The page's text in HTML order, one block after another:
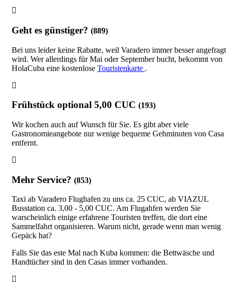
Geht es günstiger? (889)
Bei uns leider keine Rabatte, weil Varadero immer besser angefragt
wird. Wer allerdings für Mai oder September bucht, bekommt von
HolaCuba eine kostenlose Touristenkarte .
Frühstück optional 5,00 CUC (193)
Wir kochen auch auf Wunsch für Sie. Es gibt aber viele
Gastronomieangebote nur wenige bequeme Gehminuten von Casa
entfernt.
Mehr Service? (853)
Taxi ab Varadero Flughafen zu uns ca. 25 CUC, ab VIAZUL
Busstation ca. 3,00 - 5,00 CUC. Am Flugahfen werden Sie
warscheinlich einige erfahrene Touristen treffen, die dort eine
Sammelfahrt organisieren. Warum nicht, gerade wenn man wenig
Gepäck hat?
Falls Sie das este Mal nach Kuba kommen: die Bettwäsche und
Handtücher sind in den Casas immer vorhanden.